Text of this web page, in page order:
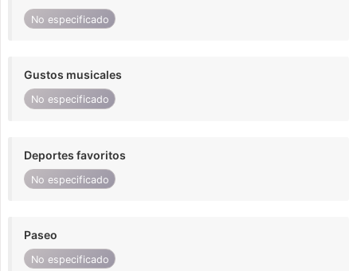
No especificado
Gustos musicales
No especificado
Deportes favoritos
No especificado
Paseo
No especificado